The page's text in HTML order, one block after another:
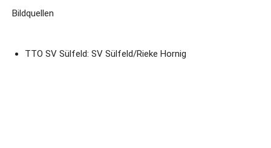
Bildquellen
TTO SV Sülfeld: SV Sülfeld/Rieke Hornig